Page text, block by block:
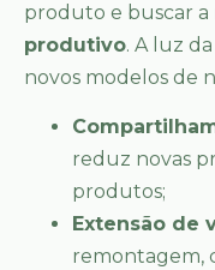
produto e buscar a
produtivo. A luz da
novos modelos de
reduz novas
produtos;
Extensão de
remontagem,